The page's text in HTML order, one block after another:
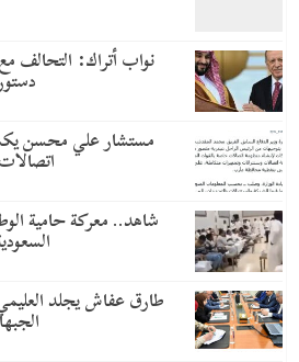
نواب أتراك: التحالف
مستشار علي محسن
شاهد.. معركة حامية
طارق عفاش يجلد